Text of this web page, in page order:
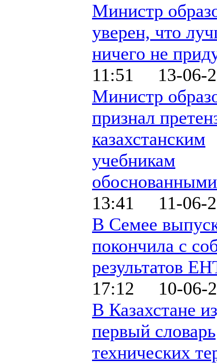
Министр
уверен, что
ничего не
11:51 13-06-
Министр
признал
казахстанским
учебникам
обоснованными
13:41 11-06-
В Семее
покончила с
результатов
17:12 10-06-
В Казахстане
первый словарь
технических